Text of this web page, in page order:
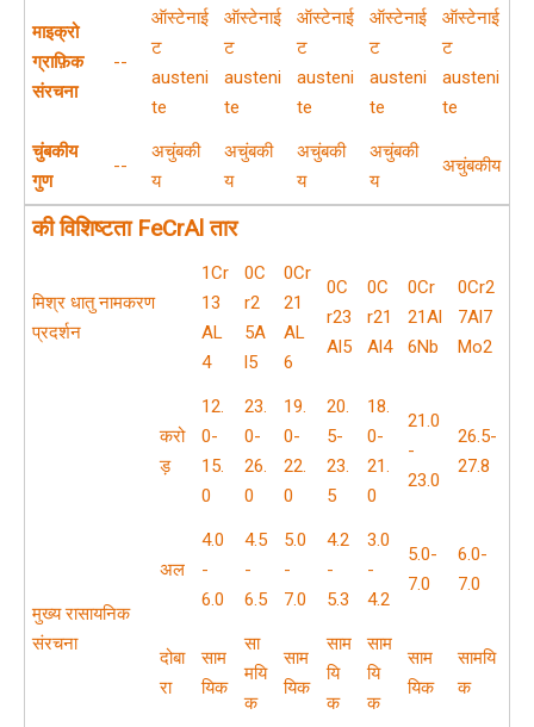
माइक्रो
ग्राफ़िक
संरचना
--
ऑस्टेनाई
ट
austeni
te
ऑस्टेनाई
ट
austeni
te
ऑस्टेनाई
ट
austeni
te
ऑस्टेनाई
ट
austeni
te
ऑस्टेनाई
ट
austeni
te
चुंबकीय
गुण
--
अचुंबकी
य
अचुंबकी
य
अचुंबकी
य
अचुंबकी
य
अचुंबकीय
की विशिष्टता FeCrAl तार
मिश्र धातु नामकरण
प्रदर्शन
1Cr
13
AL
4
0C
r2
5A
l5
0Cr
21
AL
6
0C
r23
Al5
0C
r21
Al4
0Cr
21Al
6Nb
0Cr2
7Al7
Mo2
मुख्य रासायनिक
संरचना
करो
ड़
12.
0-
15.
0
23.
0-
26.
0
19.
0-
22.
0
20.
5-
23.
5
18.
0-
21.
0
21.0
-
23.0
26.5-
27.8
अल
4.0
-
6.0
4.5
-
6.5
5.0
-
7.0
4.2
-
5.3
3.0
-
4.2
5.0-
7.0
6.0-
7.0
दोबा
रा
साम
यिक
सा
मयि
क
साम
यिक
साम
यि
क
साम
यि
क
साम
यिक
सामयि
क